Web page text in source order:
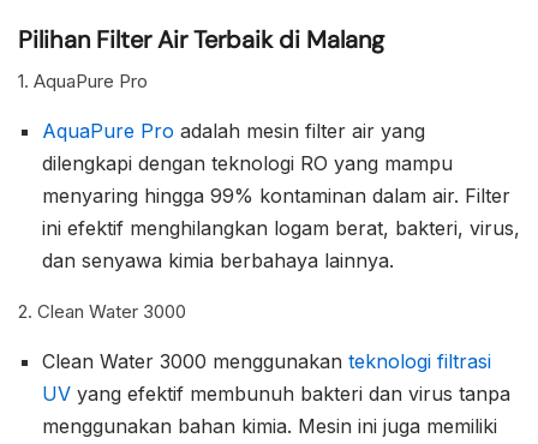
Pilihan Filter Air Terbaik di Malang
1. AquaPure Pro
AquaPure Pro adalah mesin filter air yang
dilengkapi dengan teknologi RO yang mampu
menyaring hingga 99% kontaminan dalam air. Filter
ini efektif menghilangkan logam berat, bakteri, virus,
dan senyawa kimia berbahaya lainnya.
2. Clean Water 3000
Clean Water 3000 menggunakan teknologi filtrasi
UV yang efektif membunuh bakteri dan virus tanpa
menggunakan bahan kimia. Mesin ini juga memiliki